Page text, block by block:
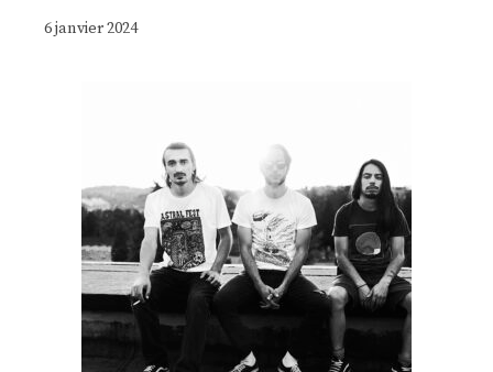
6 janvier 2024